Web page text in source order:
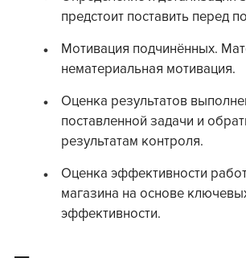
предстоит поставить перед
Мотивация подчинённых.
нематериальная мотивация.
Оценка результатов
поставленной задачи и
результатам контроля.
Оценка эффективности
магазина на основе
эффективности.